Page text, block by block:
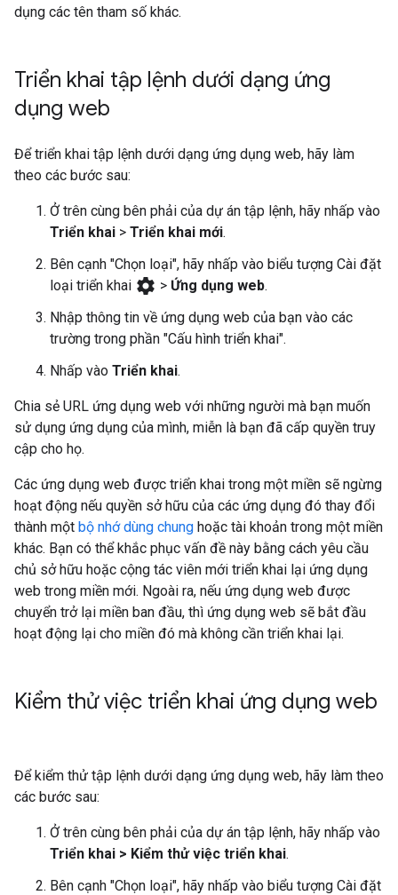
dụng các tên tham số khác.
Triển khai tập lệnh dưới dạng ứng
dụng web
Để triển khai tập lệnh dưới dạng ứng dụng web, hãy làm
theo các bước sau:
Ở trên cùng bên phải của dự án tập lệnh, hãy nhấp vào
Triển khai > Triển khai mới.
Bên cạnh "Chọn loại", hãy nhấp vào biểu tượng Cài đặt
loại triển khai settings > Ứng dụng web.
Nhập thông tin về ứng dụng web của bạn vào các
trường trong phần "Cấu hình triển khai".
Nhấp vào Triển khai.
Chia sẻ URL ứng dụng web với những người mà bạn muốn
sử dụng ứng dụng của mình, miễn là bạn đã cấp quyền truy
cập cho họ.
Các ứng dụng web được triển khai trong một miền sẽ ngừng
hoạt động nếu quyền sở hữu của các ứng dụng đó thay đổi
thành một bộ nhớ dùng chung hoặc tài khoản trong một miền
khác. Bạn có thể khắc phục vấn đề này bằng cách yêu cầu
chủ sở hữu hoặc cộng tác viên mới triển khai lại ứng dụng
web trong miền mới. Ngoài ra, nếu ứng dụng web được
chuyển trở lại miền ban đầu, thì ứng dụng web sẽ bắt đầu
hoạt động lại cho miền đó mà không cần triển khai lại.
Kiểm thử việc triển khai ứng dụng web
Để kiểm thử tập lệnh dưới dạng ứng dụng web, hãy làm theo
các bước sau:
Ở trên cùng bên phải của dự án tập lệnh, hãy nhấp vào
Triển khai > Kiểm thử việc triển khai.
Bên cạnh "Chọn loại", hãy nhấp vào biểu tượng Cài đặt